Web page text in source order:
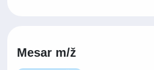
Mesar m/ž